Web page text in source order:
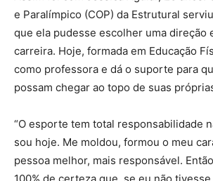
e Paralímpico (COP) da Estrutural
que ela pudesse escolher uma direção
carreira. Hoje, formada em Educação
como professora e dá o suporte para
possam chegar ao topo de suas
“O esporte tem total responsabilidade
sou hoje. Me moldou, formou o meu
pessoa melhor, mais responsável.